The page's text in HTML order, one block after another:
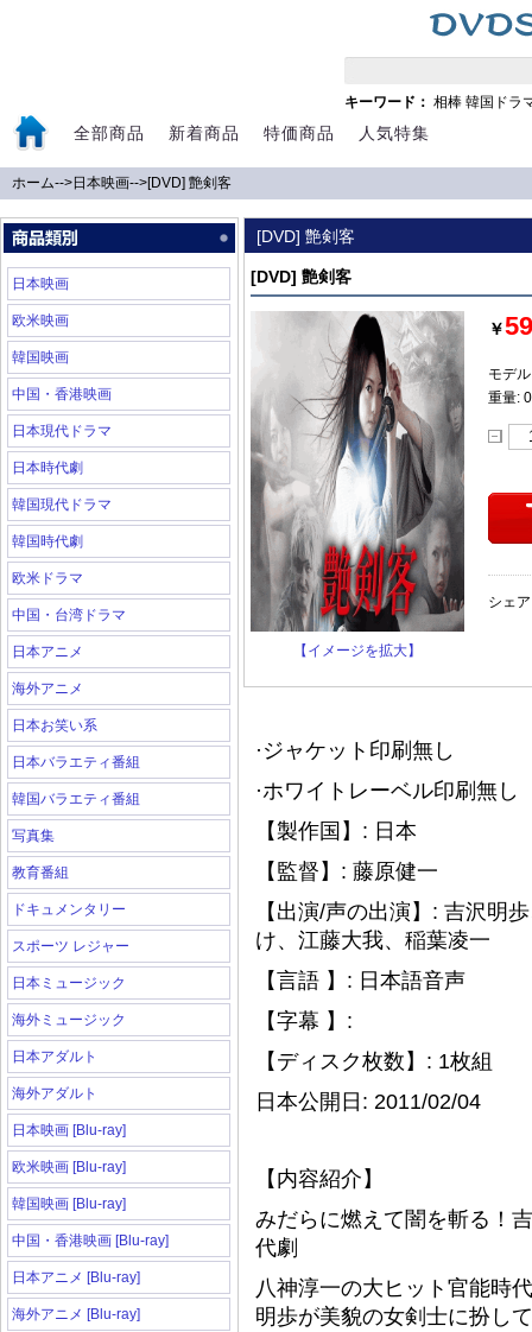
キーワード： 相棒 韓国ドラ
全部商品 新着商品 特価商品 人気特集
ホーム-->日本映画-->[DVD] 艶剣客
日本映画
欧米映画
韓国映画
中国・香港映画
日本現代ドラマ
日本時代劇
韓国現代ドラマ
韓国時代劇
欧米ドラマ
中国・台湾ドラマ
日本アニメ
海外アニメ
日本お笑い系
日本バラエティ番組
韓国バラエティ番組
写真集
教育番組
ドキュメンタリー
スポーツ レジャー
日本ミュージック
海外ミュージック
日本アダルト
海外アダルト
日本映画 [Blu-ray]
欧米映画 [Blu-ray]
韓国映画 [Blu-ray]
中国・香港映画 [Blu-ray]
日本アニメ [Blu-ray]
海外アニメ [Blu-ray]
[DVD] 艶剣客
[DVD] 艶剣客
【イメージを拡大】
￥
モデ
重量:
シェ
·ジャケット印刷無し
·ホワイトレーベル印刷無
【製作国】: 日本
【監督】: 藤原健一
【出演/声の出演】: 吉沢明
け、江藤大我、稲葉凌一
【言語 】: 日本語音声
【字幕 】:
【ディスク枚数】: 1枚組
日本公開日: 2011/02/04
【内容紹介】
みだらに燃えて闇を斬る！
代劇
八神淳一の大ヒット官能時
明歩が美貌の女剣士に扮し